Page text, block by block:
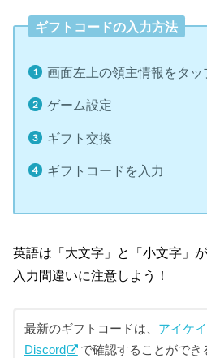
ギフトコードの入力方法
画面左上の領主情報をタッ
ゲーム設定
ギフト交換
ギフトコードを入力
英語は「大文字」と「小文字」
入力間違いに注意しよう！
最新のギフトコードは、 アイケ
Discord
で確認することができ